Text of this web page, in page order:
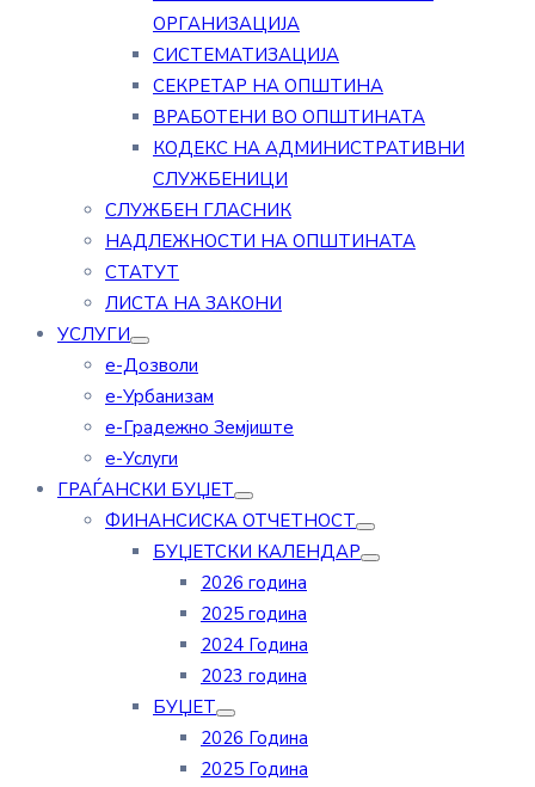
ОРГАНИЗАЦИЈА
СИСТЕМАТИЗАЦИЈА
СЕКРЕТАР НА ОПШТИНА
ВРАБОТЕНИ ВО ОПШТИНАТА
КОДЕКС НА АДМИНИСТРАТИВНИ
СЛУЖБЕНИЦИ
СЛУЖБЕН ГЛАСНИК
НАДЛЕЖНОСТИ НА ОПШТИНАТА
СТАТУТ
ЛИСТА НА ЗАКОНИ
УСЛУГИ
е-Дозволи
е-Урбанизам
е-Градежно Земјиште
е-Услуги
ГРАЃАНСКИ БУЏЕТ
ФИНАНСИСКА ОТЧЕТНОСТ
БУЏЕТСКИ КАЛЕНДАР
2026 година
2025 година
2024 Година
2023 година
БУЏЕТ
2026 Година
2025 Година